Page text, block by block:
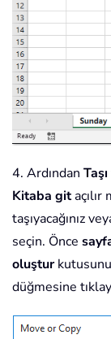
4. Ardından
Kitaba gitaçılır
taşıyacağınız
seçin. Önce
oluştur
düğmesine